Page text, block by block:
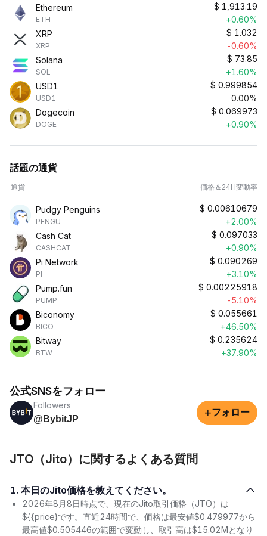
Ethereum
ETH
$ 1,913.19
+0.60%
XRP
XRP
$ 1.032
-0.60%
Solana
SOL
$ 73.85
+1.60%
USD1
USD1
$ 0.999854
0.00%
Dogecoin
DOGE
$ 0.069973
+0.90%
話題の通貨
通貨 価格＆24H変動率
Pudgy Penguins
PENGU
$ 0.00610679
+2.00%
Cash Cat
CASHCAT
$ 0.097033
+0.90%
Pi Network
PI
$ 0.090269
+3.10%
Pump.fun
PUMP
$ 0.00225918
-5.10%
Biconomy
BICO
$ 0.055661
+46.50%
Bitway
BTW
$ 0.235624
+37.90%
公式SNSをフォロー
Followers
@BybitJP
+フォロー
JTO（Jito）に関するよくある質問
1. 本日のJito価格を教えてください。
2026年8月8日時点で、現在のJito取引価格（JTO）は
${{price}です。直近24時間で、価格は最安値$0.479977から
最高値$0.505446の範囲で変動し、取引高は$15.02Mとなり